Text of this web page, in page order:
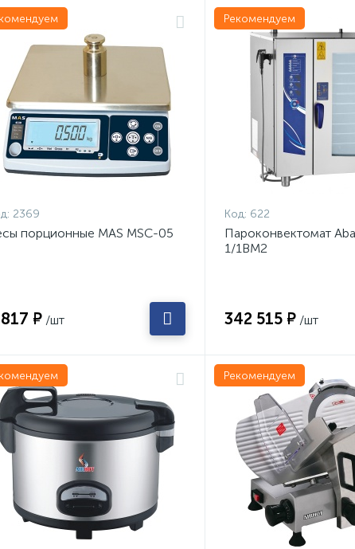
2369
порционные MAS MSC-05
₽ /шт
Рекомендуем
Код: 622
Пароконвектомат
1/1ВМ2
342 515 ₽ /шт
Рекомендуем